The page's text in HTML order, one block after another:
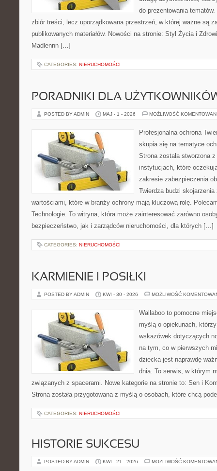
do prezentowania
zbiór treści, lecz uporządkowana przestrzeń, w której ważne są
publikowanych materiałów. Nowości na stronie: Styl Życia i
Madlennn […]
CATEGORIES: NIERUCHOMOŚCI
PORADNIKI DLA
POSTED BY ADMIN MAJ - 1 - 2026 MOŻLIWOŚĆ
Profesjonalna ochrona
skupia się na tematyce
Strona została stworzona
instytucjach, które
zakresie zabezpieczenia
Twierdza budzi
wartościami, które w branży ochrony mają kluczową rolę.
Technologie. To witryna, która może zainteresować zarówno
bezpieczeństwo, jak i zarządców nieruchomości, dla których […]
CATEGORIES: NIERUCHOMOŚCI
KARMIENIE I POSIŁKI
POSTED BY ADMIN KWI - 30 - 2026 MOŻLIWOŚĆ
Wallaboo to pomocne
myślą o opiekunach,
wskazówek dotyczących
na tym, co w pierwszych
dziecka jest naprawdę
dnia. To serwis, w którym
związanych z spacerami. Nowe kategorie na stronie to: Sen i
Strona została przygotowana z myślą o osobach, które chcą
CATEGORIES: NIERUCHOMOŚCI
HISTORIE SUKCESU
POSTED BY ADMIN KWI - 21 - 2026 MOŻLIWOŚĆ